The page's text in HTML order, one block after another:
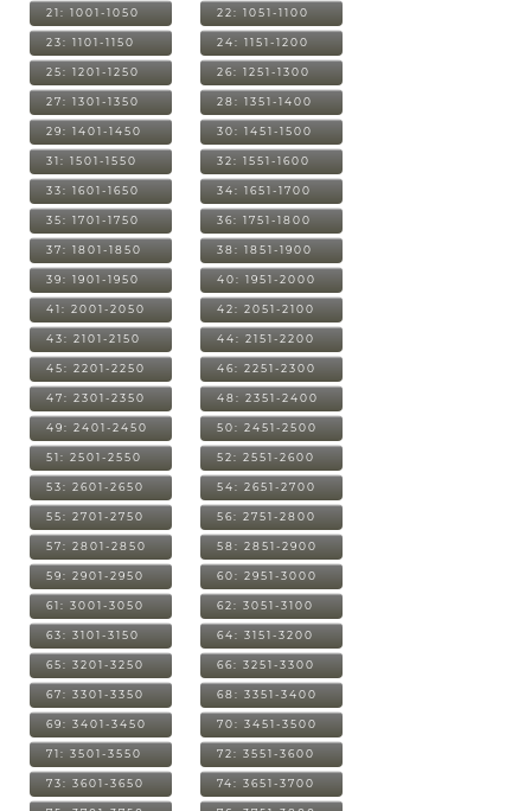
21: 1001-1050 22: 1051-1100
23: 1101-1150 24: 1151-1200
25: 1201-1250 26: 1251-1300
27: 1301-1350 28: 1351-1400
29: 1401-1450 30: 1451-1500
31: 1501-1550 32: 1551-1600
33: 1601-1650 34: 1651-1700
35: 1701-1750 36: 1751-1800
37: 1801-1850 38: 1851-1900
39: 1901-1950 40: 1951-2000
41: 2001-2050 42: 2051-2100
43: 2101-2150 44: 2151-2200
45: 2201-2250 46: 2251-2300
47: 2301-2350 48: 2351-2400
49: 2401-2450 50: 2451-2500
51: 2501-2550 52: 2551-2600
53: 2601-2650 54: 2651-2700
55: 2701-2750 56: 2751-2800
57: 2801-2850 58: 2851-2900
59: 2901-2950 60: 2951-3000
61: 3001-3050 62: 3051-3100
63: 3101-3150 64: 3151-3200
65: 3201-3250 66: 3251-3300
67: 3301-3350 68: 3351-3400
69: 3401-3450 70: 3451-3500
71: 3501-3550 72: 3551-3600
73: 3601-3650 74: 3651-3700